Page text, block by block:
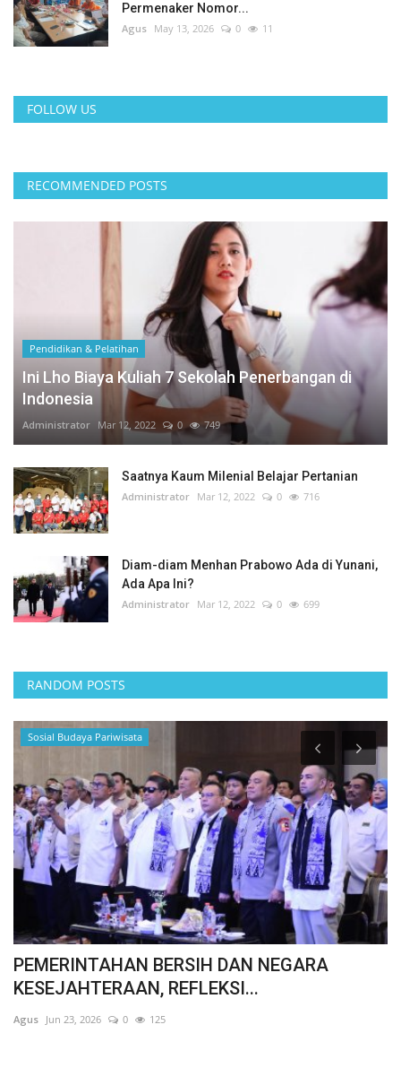
Permenaker Nomor...
Agus May 13, 2026 0 11
FOLLOW US
RECOMMENDED POSTS
Pendidikan & Pelatihan
Ini Lho Biaya Kuliah 7 Sekolah Penerbangan di
Indonesia
Administrator Mar 12, 2022 0 749
Saatnya Kaum Milenial Belajar Pertanian
Administrator Mar 12, 2022 0 716
Diam-diam Menhan Prabowo Ada di Yunani,
Ada Apa Ini?
Administrator Mar 12, 2022 0 699
RANDOM POSTS
Sosial Budaya Pariwisata
MAKAN GRATIS ALA TURKI UTSMANI VS
MBG INDONESIA: ANTARA...
Agus May 16, 2026 0 125